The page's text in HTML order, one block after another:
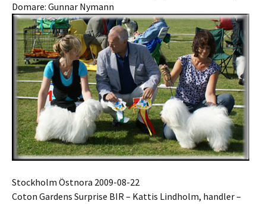
Domare: Gunnar Nymann
Stockholm Östnora 2009-08-22
Coton Gardens Surprise BIR – Kattis Lindholm, handler –